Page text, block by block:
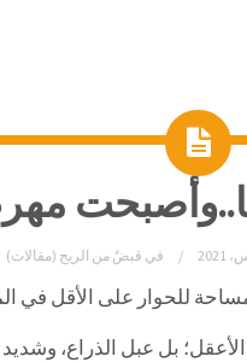
في قبضٌ من الريح (مقالات)
للحوار على الأقل في
بل عبل الذراع،